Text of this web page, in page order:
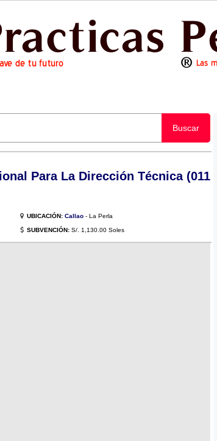
Buscar
Para La Dirección Técnica (011
UBICACIÓN: Callao - La Perla
SUBVENCIÓN: S/. 1,130.00 Soles